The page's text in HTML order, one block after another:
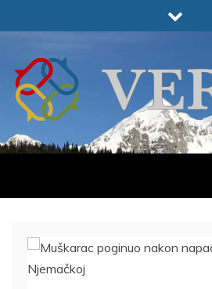
to
VERIGE
ODABRANO